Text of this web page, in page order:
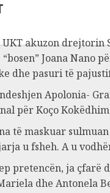
UKT akuzon drejtorin
Joana Nano
dhe pasuri të
Apolonia-
për Koço
të maskuar sulmuan
u fsheh. A u
pretencën, ja çfarë
dhe Antonela